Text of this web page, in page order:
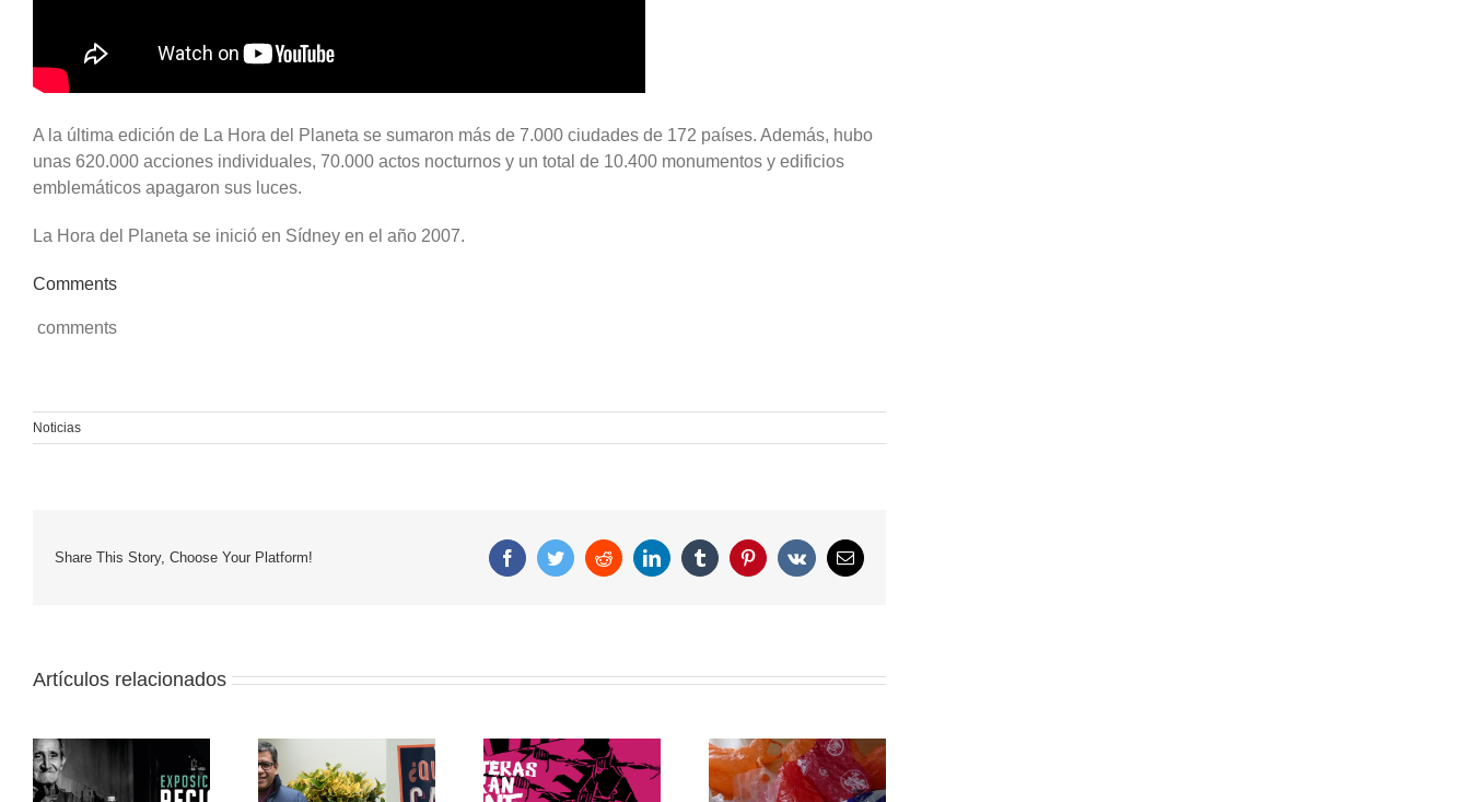
A la última edición de La Hora del Planeta se sumaron más de 7.000 ciudades de 172 países. Además, hubo
unas 620.000 acciones individuales, 70.000 actos nocturnos y un total de 10.400 monumentos y edificios
emblemáticos apagaron sus luces.
La Hora del Planeta se inició en Sídney en el año 2007.
Comments
comments
Noticias
Share This Story, Choose Your Platform! FacebookTwitterRedditLinkedInTumblrPinterestVk
Correo
electrónico
Artículos relacionados
Iván Lanegra:
“Nuestro principal
Bolsas de plástico: 5
¿Cuáles fueron las